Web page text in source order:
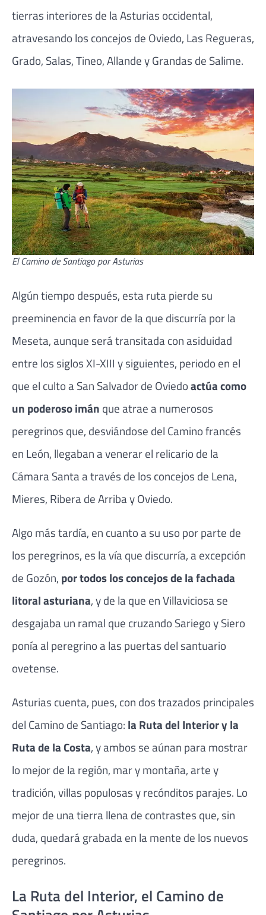
tierras interiores de la Asturias occidental,
atravesando los concejos de Oviedo, Las Regueras,
Grado, Salas, Tineo, Allande y Grandas de Salime.
El Camino de Santiago por Asturias
Algún tiempo después, esta ruta pierde su
preeminencia en favor de la que discurría por la
Meseta, aunque será transitada con asiduidad
entre los siglos XI-XIII y siguientes, periodo en el
que el culto a San Salvador de Oviedoactúa como
un poderoso imán que atrae a numerosos
peregrinos que, desviándose del Camino francés
en León, llegaban a venerar el relicario de la
Cámara Santa a través de los concejos de Lena,
Mieres, Ribera de Arriba y Oviedo.
Algo más tardía, en cuanto a su uso por parte de
los peregrinos, es la vía que discurría, a excepción
de Gozón, por todos los concejos de la fachada
litoral asturiana, y de la que en Villaviciosa se
desgajaba un ramal que cruzando Sariego y Siero
ponía al peregrino a las puertas del santuario
ovetense.
Asturias cuenta, pues, con dos trazados principales
del Camino de Santiago: la Ruta del Interior y la
Ruta de la Costa, y ambos se aúnan para mostrar
lo mejor de la región, mar y montaña, arte y
tradición, villas populosas y recónditos parajes. Lo
mejor de una tierra llena de contrastes que, sin
duda, quedará grabada en la mente de los nuevos
peregrinos.
La Ruta del Interior, el Camino de